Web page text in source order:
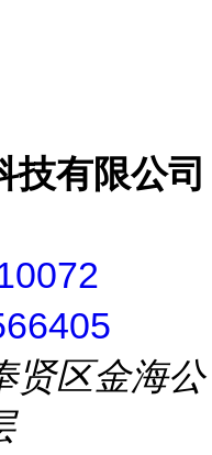
技有限公司
贤区金海公